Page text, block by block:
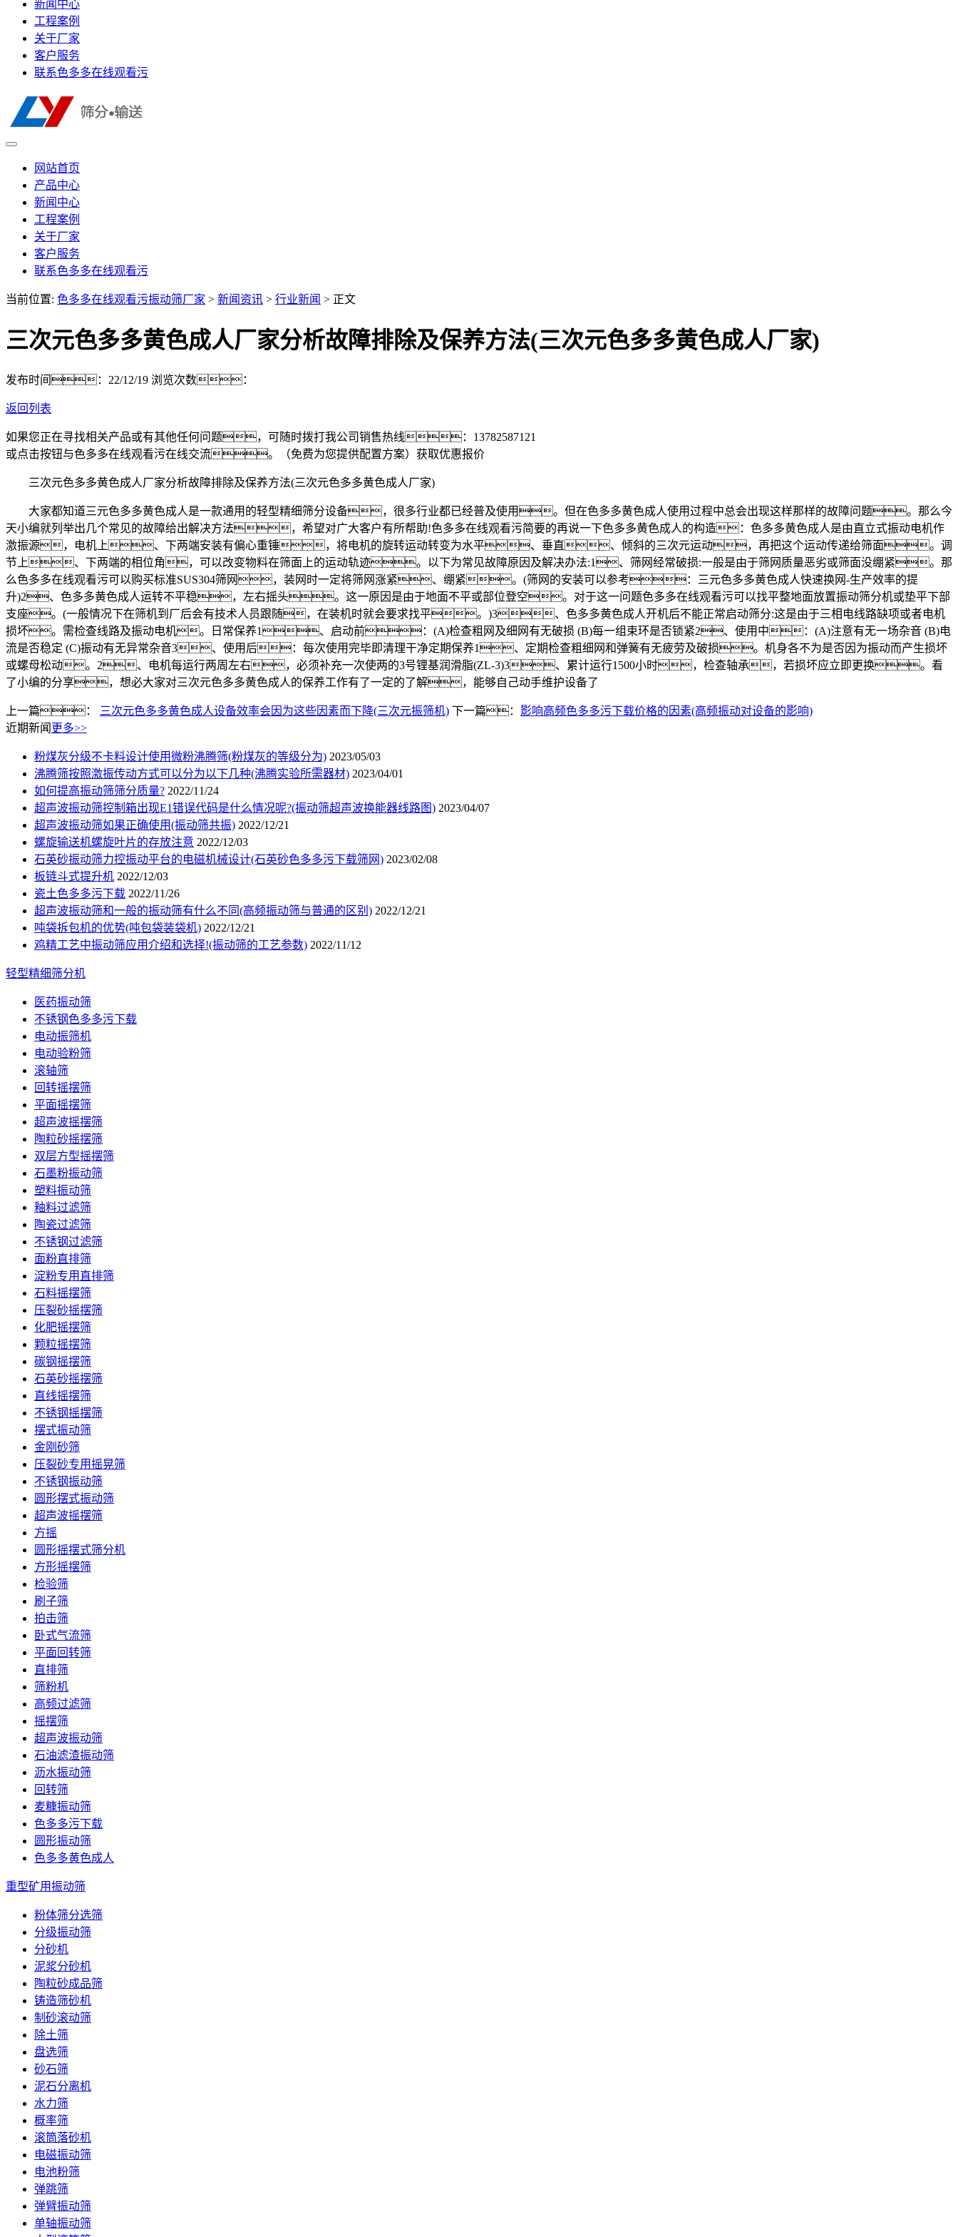
新闻中心
工程案例
关于厂家
客户服务
联系色多多在线观看污
网站首页
产品中心
新闻中心
工程案例
关于厂家
客户服务
联系色多多在线观看污
当前位置: 色多多在线观看污振动筛厂家 > 新闻资讯 > 行业新闻 > 正文
三次元色多多黄色成人厂家分析故障排除及保养方法(三次元色多多黄色成人厂家)
发布时间：22/12/19 浏览次数：
返回列表
如果您正在寻找相关产品或有其他任何问题，可随时拨打我公司销售热线： 13782587121
或点击按钮与色多多在线观看污在线交流。（免费为您提供配置方案） 获取优惠报价
三次元色多多黄色成人厂家分析故障排除及保养方法(三次元色多多黄色成人厂家)
大家都知道三元色多多黄色成人是一款通用的轻型精细筛分设备，很多行业都已经普及使用。但在色多多黄色成人使用过程中总会出现这样那样的故障问题。那么今
天小编就列举出几个常见的故障给出解决方法，希望对广大客户有所帮助!色多多在线观看污简要的再说一下色多多黄色成人的构造：色多多黄色成人是由直立式振动电机作
激振源，电机上、下两端安装有偏心重锤，将电机的旋转运动转变为水平、垂直、倾斜的三次元运动，再把这个运动传递给筛面。调
节上、下两端的相位角，可以改变物料在筛面上的运动轨迹。以下为常见故障原因及解决办法:1、筛网经常破损:一般是由于筛网质量恶劣或筛面没绷紧。那
么色多多在线观看污可以购买标准SUS304筛网，装网时一定将筛网涨紧、绷紧。(筛网的安装可以参考：三元色多多黄色成人快速换网-生产效率的提
升)2、色多多黄色成人运转不平稳，左右摇头。这一原因是由于地面不平或部位登空。对于这一问题色多多在线观看污可以找平整地面放置振动筛分机或垫平下部
支座。(一般情况下在筛机到厂后会有技术人员跟随，在装机时就会要求找平。)3、色多多黄色成人开机后不能正常启动筛分:这是由于三相电线路缺项或者电机
损坏。需检查线路及振动电机。日常保养1、启动前：(A)检查粗网及细网有无破损 (B)每一组束环是否锁紧2、使用中：(A)注意有无一场杂音 (B)电
流是否稳定 (C)振动有无异常杂音3、使用后：每次使用完毕即清理干净定期保养1、定期检查粗细网和弹簧有无疲劳及破损。机身各不为是否因为振动而产生损坏
或螺母松动。2、电机每运行两周左右，必须补充一次使两的3号锂基润滑脂(ZL-3)3、累计运行1500小时，检查轴承，若损坏应立即更换。看
了小编的分享，想必大家对三次元色多多黄色成人的保养工作有了一定的了解，能够自己动手维护设备了
上一篇： 三次元色多多黄色成人设备效率会因为这些因素而下降(三次元振筛机) 下一篇： 影响高频色多多污下载价格的因素(高频振动对设备的影响)
近期新闻 更多>>
粉煤灰分级不卡料设计使用微粉沸腾筛(粉煤灰的等级分为) 2023/05/03
沸腾筛按照激振传动方式可以分为以下几种(沸腾实验所需器材) 2023/04/01
如何提高振动筛筛分质量? 2022/11/24
超声波振动筛控制箱出现E1错误代码是什么情况呢?(振动筛超声波换能器线路图) 2023/04/07
超声波振动筛如果正确使用(振动筛共振) 2022/12/21
螺旋输送机螺旋叶片的存放注意 2022/12/03
石英砂振动筛力控振动平台的电磁机械设计(石英砂色多多污下载筛网) 2023/02/08
板链斗式提升机 2022/12/03
瓷土色多多污下载 2022/11/26
超声波振动筛和一般的振动筛有什么不同(高频振动筛与普通的区别) 2022/12/21
吨袋拆包机的优势(吨包袋装袋机) 2022/12/21
鸡精工艺中振动筛应用介绍和选择!(振动筛的工艺参数) 2022/11/12
轻型精细筛分机
医药振动筛
不锈钢色多多污下载
电动振筛机
电动验粉筛
滚轴筛
回转摇摆筛
平面摇摆筛
超声波摇摆筛
陶粒砂摇摆筛
双层方型摇摆筛
石墨粉振动筛
塑料振动筛
釉料过滤筛
陶瓷过滤筛
不锈钢过滤筛
面粉直排筛
淀粉专用直排筛
石料摇摆筛
压裂砂摇摆筛
化肥摇摆筛
颗粒摇摆筛
碳钢摇摆筛
石英砂摇摆筛
直线摇摆筛
不锈钢摇摆筛
摆式振动筛
金刚砂筛
压裂砂专用摇晃筛
不锈钢振动筛
圆形摆式振动筛
超声波摇摆筛
方摇
圆形摇摆式筛分机
方形摇摆筛
检验筛
刷子筛
拍击筛
卧式气流筛
平面回转筛
直排筛
筛粉机
高频过滤筛
摇摆筛
超声波振动筛
石油滤渣振动筛
沥水振动筛
回转筛
麦糠振动筛
色多多污下载
圆形振动筛
色多多黄色成人
重型矿用振动筛
粉体筛分选筛
分级振动筛
分砂机
泥浆分砂机
陶粒砂成品筛
铸造筛砂机
制砂滚动筛
除土筛
盘选筛
砂石筛
泥石分离机
水力筛
概率筛
滚筒落砂机
电磁振动筛
电池粉筛
弹跳筛
弹臂振动筛
单轴振动筛